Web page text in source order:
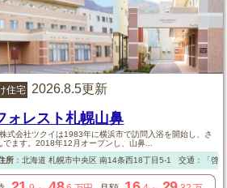
住宅 2026.8.5更新
ォレスト札幌山鼻
式会社ツクイは1983年に横浜市で訪問入浴を開始し、さ
でます。2018年12月オープンし、山鼻...
所： 北海道 札幌市中央区南14条西18丁目5-1 交通：「啓